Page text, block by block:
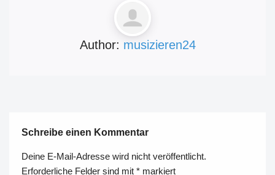
Author: musizieren24
Schreibe einen Kommentar
Deine E-Mail-Adresse wird nicht veröffentlicht.
Erforderliche Felder sind mit * markiert